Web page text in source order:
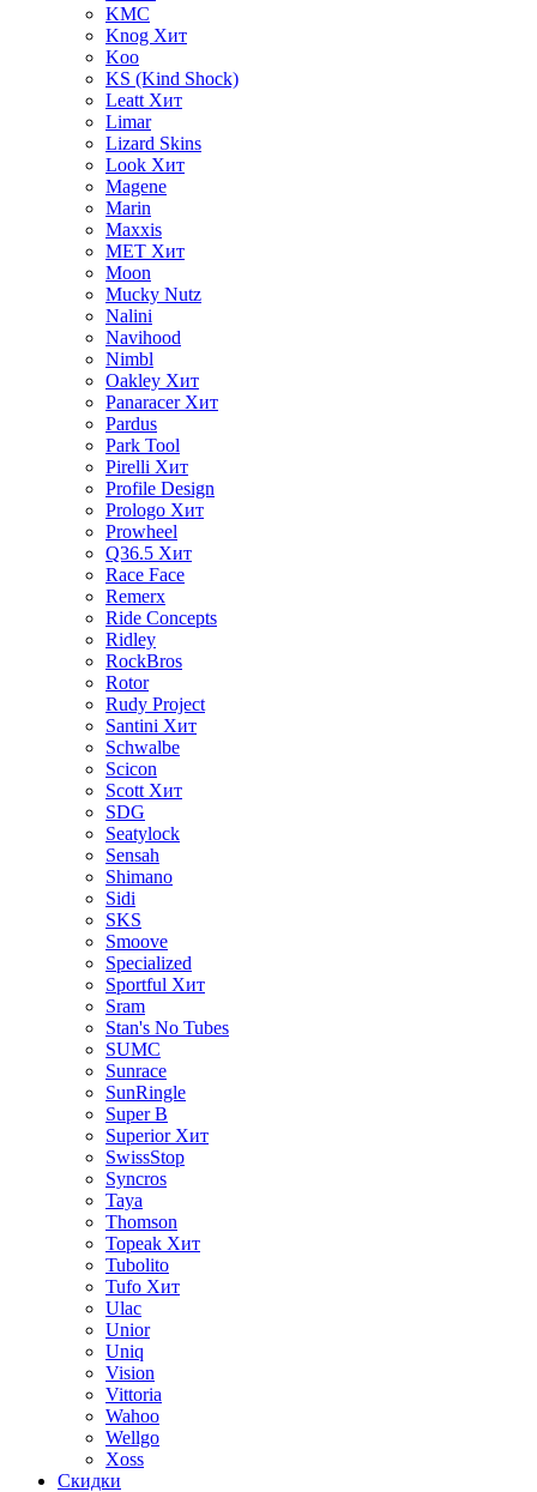
KMC
Knog Хит
Koo
KS (Kind Shock)
Leatt Хит
Limar
Lizard Skins
Look Хит
Magene
Marin
Maxxis
MET Хит
Moon
Mucky Nutz
Nalini
Navihood
Nimbl
Oakley Хит
Panaracer Хит
Pardus
Park Tool
Pirelli Хит
Profile Design
Prologo Хит
Prowheel
Q36.5 Хит
Race Face
Remerx
Ride Concepts
Ridley
RockBros
Rotor
Rudy Project
Santini Хит
Schwalbe
Scicon
Scott Хит
SDG
Seatylock
Sensah
Shimano
Sidi
SKS
Smoove
Specialized
Sportful Хит
Sram
Stan's No Tubes
SUMC
Sunrace
SunRingle
Super B
Superior Хит
SwissStop
Syncros
Taya
Thomson
Topeak Хит
Tubolito
Tufo Хит
Ulac
Unior
Uniq
Vision
Vittoria
Wahoo
Wellgo
Xoss
Скидки